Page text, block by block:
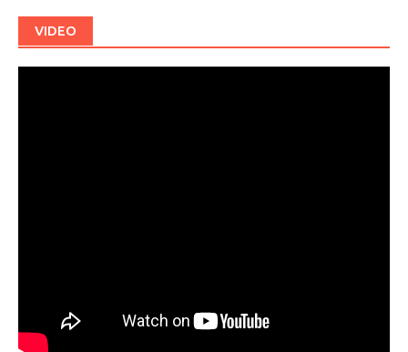
VIDEO